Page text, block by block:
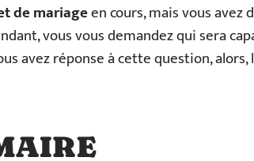
de mariageen cours, mais vous avez
vous vous demandez qui sera
avez réponse à cette question,